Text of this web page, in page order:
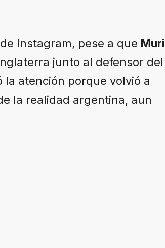
Instagram, pese a que Muri
junto al defensor del
atención porque volvió a
la realidad argentina, aun